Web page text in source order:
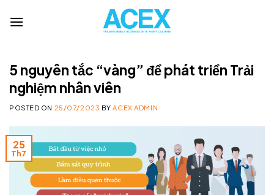
5 nguyên tắc “vàng” để phát triển Trải
nghiệm nhân viên
POSTED ON 25/07/2023 BYACEX ADMIN
25
Th7